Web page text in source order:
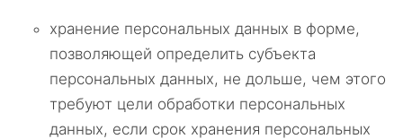
хранение персональных данных в форме,
позволяющей определить субъекта
персональных данных, не дольше, чем этого
требуют цели обработки персональных
данных, если срок хранения персональных